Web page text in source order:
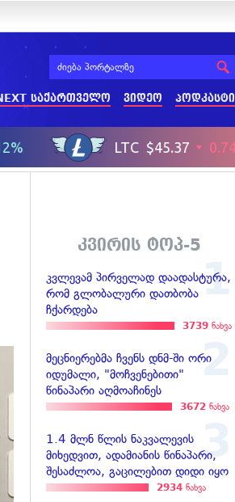
საქართველო ვიდეო პოდკასტი
კვირის ტოპ-5
კვლევამ პირველად დაადასტურა,
რომ გლობალური დათბობა
ჩქარდება
3739 ნახვა
მეცნიერებმა ჩვენს დნმ-ში ორი
იდუმალი, "მოჩვენებითი"
წინაპარი აღმოაჩინეს
3672 ნახვა
1.4 მლნ წლის ნაკვალევის
მიხედვით, ადამიანის წინაპარი,
შესაძლოა, გაცილებით დიდი იყო
2934 ნახვა